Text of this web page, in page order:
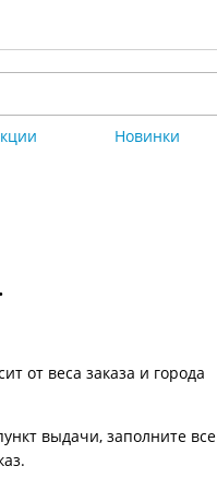
Новинки
от веса заказа и города
выдачи, заполните все